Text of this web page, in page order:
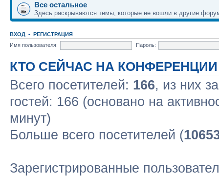
Все остальное
Здесь раскрываются темы, которые не вошли в другие
ВХОД • РЕГИСТРАЦИЯ
Имя пользователя:
Пароль:
КТО СЕЙЧАС НА КОНФЕРЕНЦИИ
Всего посетителей: 166, из них
гостей: 166 (основано на
минут)
Больше всего посетителей (
Зарегистрированные